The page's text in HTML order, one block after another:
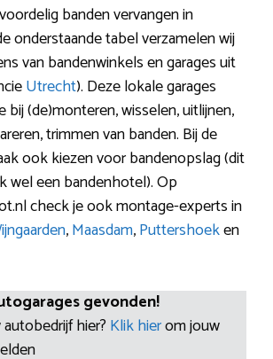
banden vervangen in
onderstaande tabel verzamelen wij
van bandenwinkels en garages uit
Utrecht). Deze lokale garages
bij (de)monteren, wisselen, uitlijnen,
trimmen van banden. Bij de
ook kiezen voor bandenopslag (dit
wel een bandenhotel). Op
check je ook montage-experts in
,Maasdam,Puttershoeken
gevonden!
hier? Klik hierom jouw